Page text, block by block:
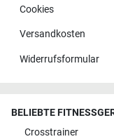
Cookies
Versandkosten
Widerrufsformular
BELIEBTE
Crosstrainer